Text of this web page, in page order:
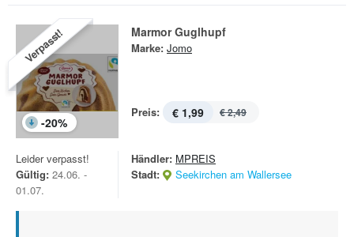
Verpasst!
-20%
Marmor Guglhupf
Marke: Jomo
Preis: € 1,99 € 2,49
Leider verpasst!
Gültig: 24.06. -
01.07.
Händler: MPREIS
Stadt:
Seekirchen am Wallersee